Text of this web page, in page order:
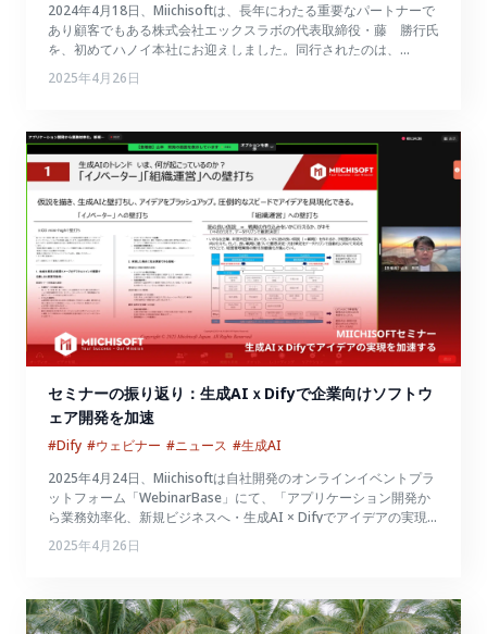
2024年4月18日、Miichisoftは、長年にわたる重要なパートナーで
あり顧客でもある株式会社エックスラボの代表取締役・藤 勝行氏
を、初めてハノイ本社にお迎えしました。同行されたのは、
SeminarBase部門のマーケティングマネージャー・中山 晃希氏
です。
2025年4月26日
セミナーの振り返り：生成AIｘDifyで企業向けソフトウ
ェア開発を加速
#Dify #ウェビナー #ニュース #生成AI
2025年4月24日、Miichisoftは自社開発のオンラインイベントプラ
ットフォーム「WebinarBase」にて、「アプリケーション開発か
ら業務効率化、新規ビジネスへ・生成AI × Difyでアイデアの実現
を加速する」というテーマでウェビナーを開催しました。
2025年4月26日